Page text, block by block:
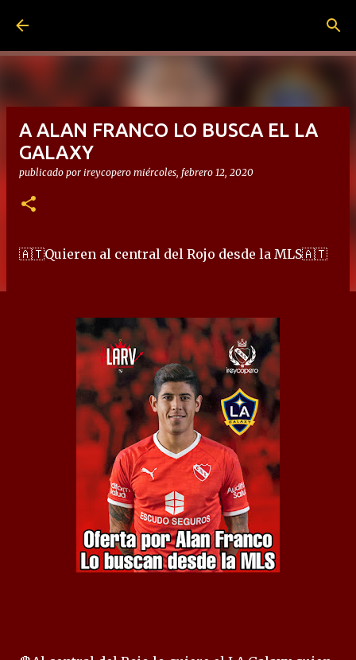
A ALAN FRANCO LO BUSCA EL LA
GALAXY
publicado por ireycopero miércoles, febrero 12, 2020
🇦🇹Quieren al central del Rojo desde la MLS🇦🇹